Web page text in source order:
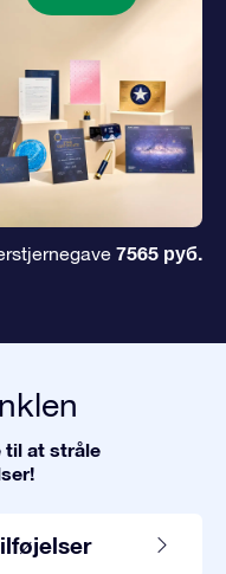
7565 руб.
til at stråle